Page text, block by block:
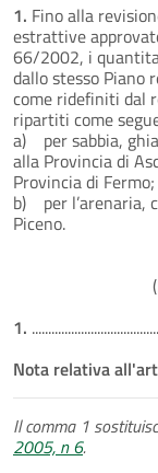
1. Fino alla
estrattive
66/2002, i
dallo stesso Piano
come ridefiniti dal
ripartiti come
a) per sabbia,
alla Provincia di
Provincia di Fermo;
b) per l’arenaria,
Piceno.
1.
Nota relativa
Il comma 1
2005, n 6.